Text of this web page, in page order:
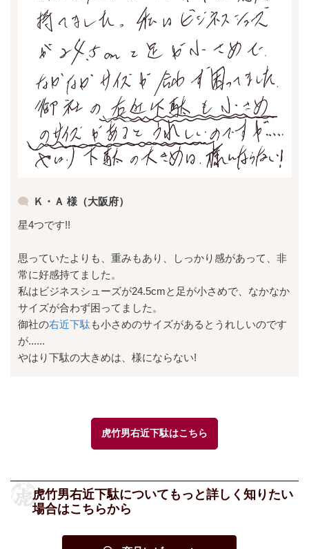
Ｋ・Ａ 様（大阪府）
星4つです!!
思っていたよりも、重みもあり、しっかり感があって、非
常に好感持てました。
私はビジネスシューズが24.5cmと足が小さめで、なかなか
サイズが合わず困ってました。
御社の右近下駄 も小さめのサイズがあるとうれしいのです
が......
やはり下駄の大きめは、様にならない!
虎竹男右近下駄はこちら
虎竹男右近下駄についてもっと詳しく知りたい
場合はこちらから